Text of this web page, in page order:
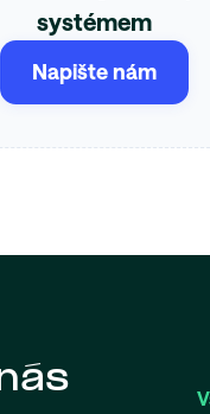
systémem
Napište nám